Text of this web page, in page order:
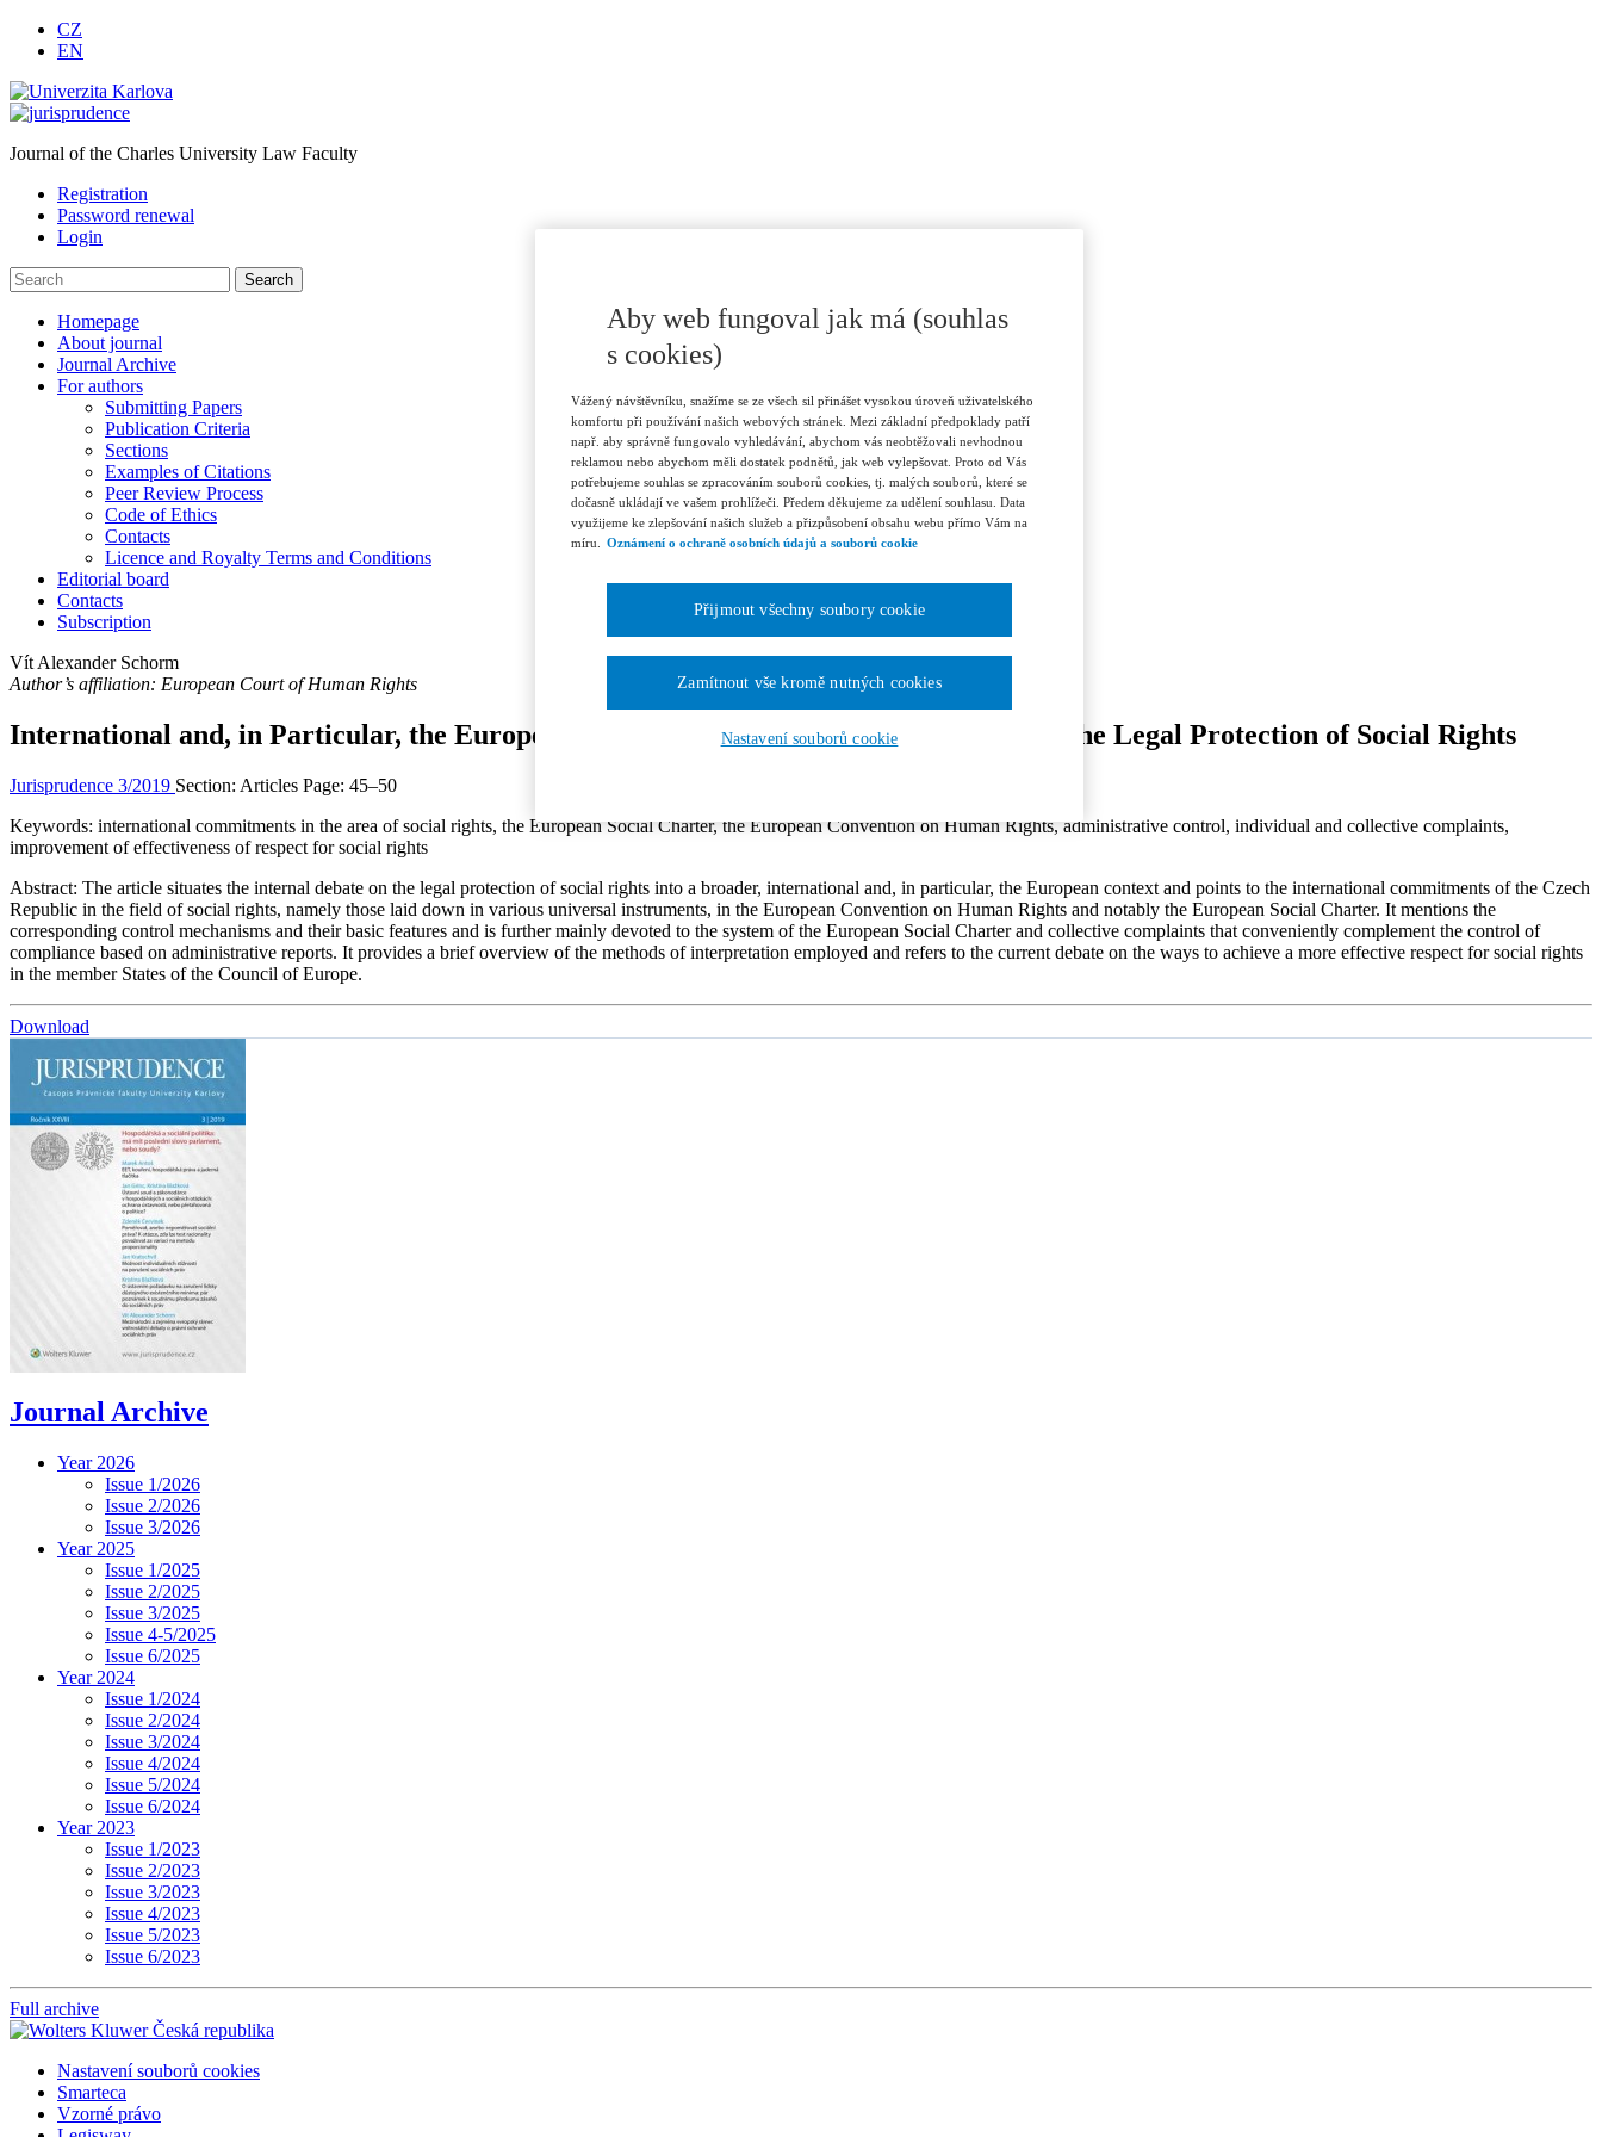
CZ
EN
Journal of the Charles University Law Faculty
Registration
Password renewal
Login
Homepage
About journal
Journal Archive
For authors
Submitting Papers
Publication Criteria
Sections
Examples of Citations
Peer Review Process
Code of Ethics
Contacts
Licence and Royalty Terms and Conditions
Editorial board
Contacts
Subscription
Vít Alexander Schorm
Author’s affiliation: European Court of Human Rights
International and, in Particular, the European, Framework for the Internal Debate on the Legal Protection of Social Rights
Jurisprudence 3/2019 Section: Articles Page: 45–50
Keywords: international commitments in the area of social rights, the European Social Charter, the European Convention on Human Rights, administrative control, individual and collective complaints,
improvement of effectiveness of respect for social rights
Abstract: The article situates the internal debate on the legal protection of social rights into a broader, international and, in particular, the European context and points to the international commitments of the Czech
Republic in the field of social rights, namely those laid down in various universal instruments, in the European Convention on Human Rights and notably the European Social Charter. It mentions the
corresponding control mechanisms and their basic features and is further mainly devoted to the system of the European Social Charter and collective complaints that conveniently complement the control of
compliance based on administrative reports. It provides a brief overview of the methods of interpretation employed and refers to the current debate on the ways to achieve a more effective respect for social rights
in the member States of the Council of Europe.
Download
Journal Archive
Year 2026
Issue 1/2026
Issue 2/2026
Issue 3/2026
Year 2025
Issue 1/2025
Issue 2/2025
Issue 3/2025
Issue 4-5/2025
Issue 6/2025
Year 2024
Issue 1/2024
Issue 2/2024
Issue 3/2024
Issue 4/2024
Issue 5/2024
Issue 6/2024
Year 2023
Issue 1/2023
Issue 2/2023
Issue 3/2023
Issue 4/2023
Issue 5/2023
Issue 6/2023
Full archive
Nastavení souborů cookies
Smarteca
Vzorné právo
Aby web fungoval jak má (souhlas
s cookies)
Vážený návštěvníku, snažíme se ze všech sil přinášet vysokou úroveň uživatelského
komfortu při používání našich webových stránek. Mezi základní předpoklady patří
např. aby správně fungovalo vyhledávání, abychom vás neobtěžovali nevhodnou
reklamou nebo abychom měli dostatek podnětů, jak web vylepšovat. Proto od Vás
potřebujeme souhlas se zpracováním souborů cookies, tj. malých souborů, které se
dočasně ukládají ve vašem prohlížeči. Předem děkujeme za udělení souhlasu. Data
využijeme ke zlepšování našich služeb a přizpůsobení obsahu webu přímo Vám na
míru.
Oznámení o ochraně osobních údajů a souborů cookie
Nastavení souborů cookie
Zamítnout vše kromě nutných cookies
Přijmout všechny soubory cookie